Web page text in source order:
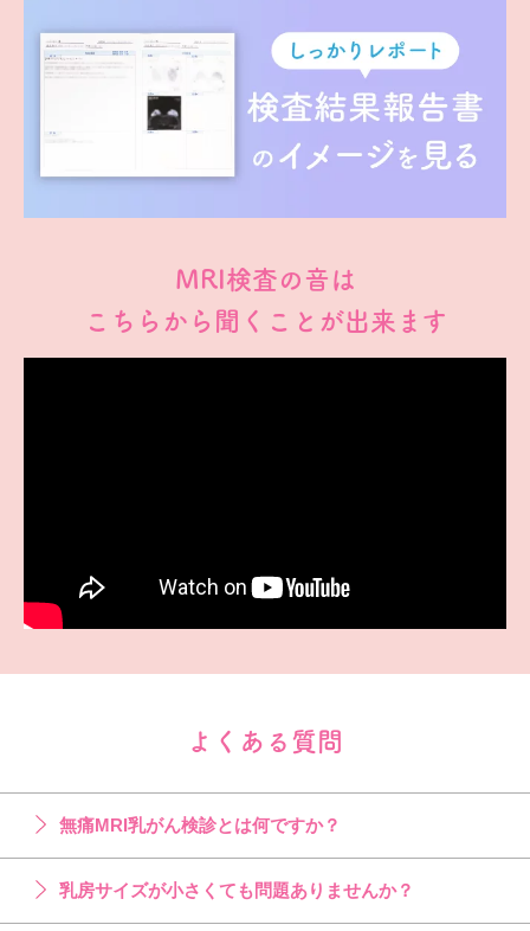
MRI検査の音は
こちらから聞くことが出来ます
よくある質問
無痛MRI乳がん検診とは何ですか？
乳房サイズが小さくても問題ありませんか？